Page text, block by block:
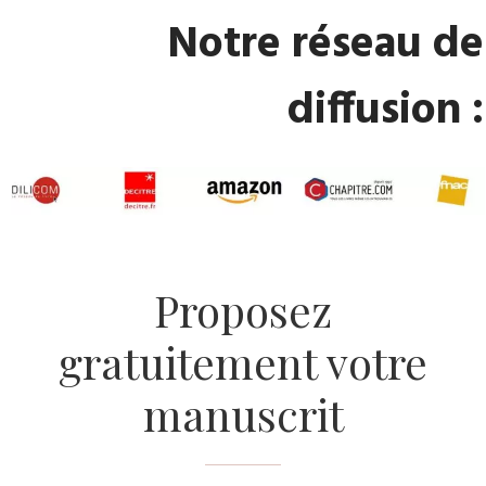
Notre réseau de
diffusion :
Proposez
gratuitement votre
manuscrit